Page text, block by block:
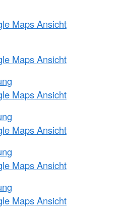
Maps Ansicht
Maps Ansicht
Maps Ansicht
Maps Ansicht
Maps Ansicht
Maps Ansicht